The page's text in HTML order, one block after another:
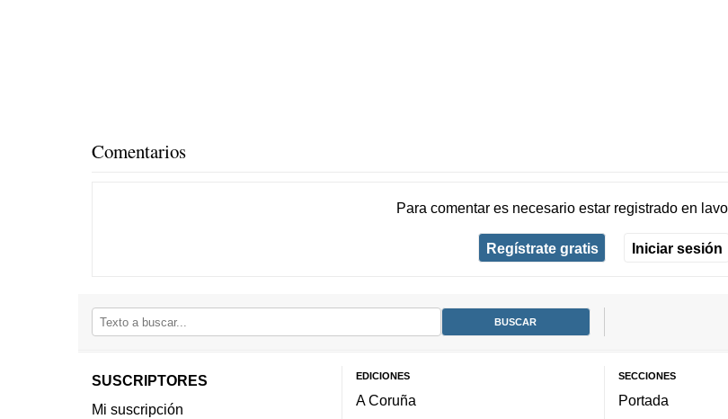
Comentarios
Para comentar es necesario estar registradoen
Regístrate gratis Iniciar sesión
SUSCRIPTORES
Mi suscripción
EDICIONES
A Coruña
SECCIONES
Portada